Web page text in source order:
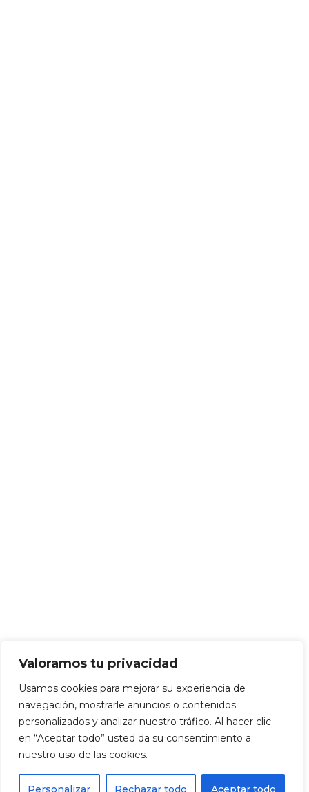
Valoramos tu privacidad
Usamos cookies para mejorar su experiencia de
navegación, mostrarle anuncios o contenidos
personalizados y analizar nuestro tráfico. Al hacer clic
en “Aceptar todo” usted da su consentimiento a
nuestro uso de las cookies.
Personalizar Rechazar todo Aceptar todo